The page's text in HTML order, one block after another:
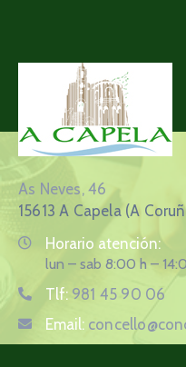
As Neves, 46
15613 A Capela (A
Horario atención:
lun – sab 8:00 h –
Tlf: 981 45 90 06
Email: